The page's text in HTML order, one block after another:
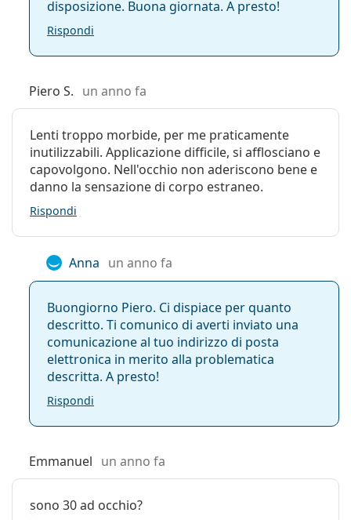
SofLens Daily Disposable?
Si può dormire cone le SofLens Daily
Disposable?
Le lenti a contatto giornaliere sono la scelta
migliore per i miei occhi?
Posso indossare le lenti giornaliere per due
giorni?
Qual è la differenza tra SofLens Daily Disposable
30 lenti, 90 lenti, e 180 lenti?
Altre lenti a contatto giornaliere
È un dispositivo medico CE. Leggere attentamente le
Confezione
Produttore:
confezione:
Altro
Categorie:
Lenti giornaliere
Lenti a contatto
disposizione. Buona giornata. A presto!
Rispondi
Piero S. un anno fa
Lenti troppo morbide, per me praticamente
inutilizzabili. Applicazione difficile, si afflosciano e
capovolgono. Nell'occhio non aderiscono bene e
danno la sensazione di corpo estraneo.
Rispondi
Anna un anno fa
Buongiorno Piero. Ci dispiace per quanto
descritto. Ti comunico di averti inviato una
comunicazione al tuo indirizzo di posta
elettronica in merito alla problematica
descritta. A presto!
Rispondi
Emmanuel un anno fa
sono 30 ad occhio?